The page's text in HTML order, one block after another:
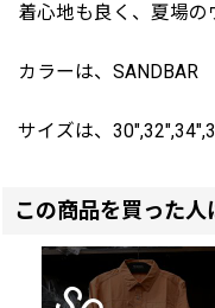
着心地も良く、夏場の
カラーは、SANDBAR
サイズは、
この商品を買った